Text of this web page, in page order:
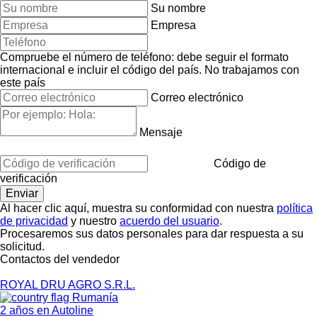
Su nombre
Empresa
Compruebe el número de teléfono: debe seguir el formato
internacional e incluir el código del país. No trabajamos con
este país
Correo electrónico
Mensaje
Código de
verificación
Al hacer clic aquí, muestra su conformidad con nuestra política
de privacidad y nuestro acuerdo del usuario.
Procesaremos sus datos personales para dar respuesta a su
solicitud.
Contactos del vendedor
ROYAL DRU AGRO S.R.L.
Rumanía
2 años en Autoline